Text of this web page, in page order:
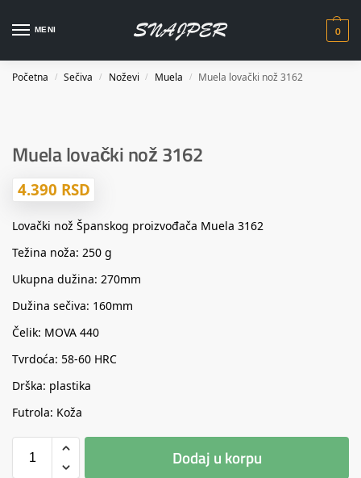
MENI 0
Početna / Sečiva / Noževi / Muela / Muela lovački nož 3162
Muela lovački nož 3162
4.390 RSD
Lovački nož Španskog proizvođača Muela 3162
Težina noža: 250 g
Ukupna dužina: 270mm
Dužina sečiva: 160mm
Čelik: MOVA 440
Tvrdoća: 58-60 HRC
Drška: plastika
Futrola: Koža
Dodaj u korpu